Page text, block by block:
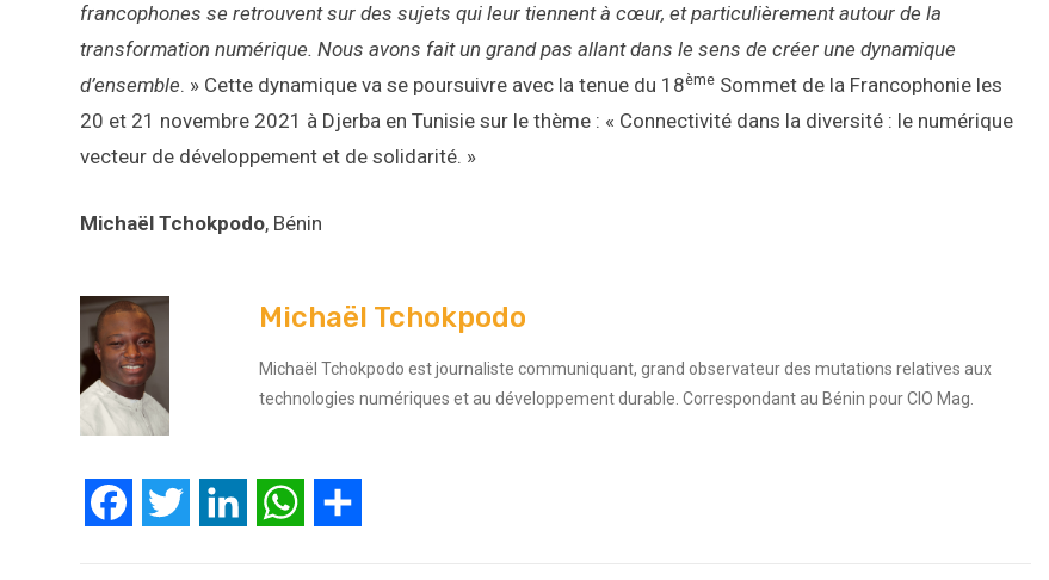
francophones se retrouvent sur des sujets qui leur tiennent à cœur, et particulièrement autour de la
transformation numérique. Nous avons fait un grand pas allant dans le sens de créer une dynamique
d’ensemble. » Cette dynamique va se poursuivre avec la tenue du 18ème Sommet de la Francophonie les
20 et 21 novembre 2021 à Djerba en Tunisie sur le thème : « Connectivité dans la diversité : le numérique
vecteur de développement et de solidarité. »
Michaël Tchokpodo, Bénin
Michaël Tchokpodo
Michaël Tchokpodo est journaliste communiquant, grand observateur des mutations relatives aux
technologies numériques et au développement durable. Correspondant au Bénin pour CIO Mag.
FacebookTwitter LinkedIn WhatsApp